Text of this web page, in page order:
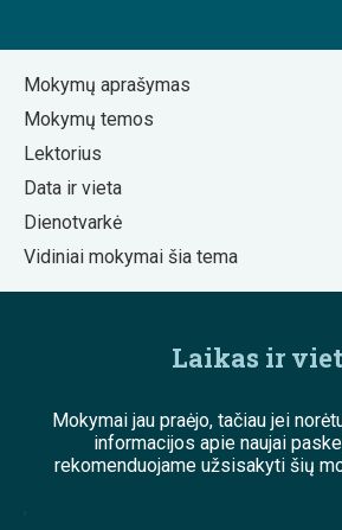
Mokymų aprašymas
Mokymų temos
Lektorius
Data ir vieta
Dienotvarkė
Vidiniai mokymai šia tema
Laikas ir
Mokymai jau praėjo, tačiau jei
informacijos apie naujai
rekomenduojame užsisakyti šių
;